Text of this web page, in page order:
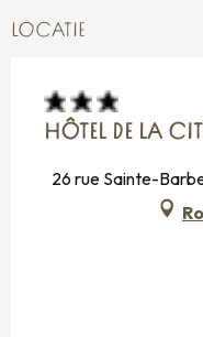
LOCATIE
HÔTEL DE LA
26 rue Sainte-